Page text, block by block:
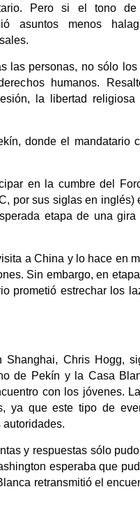
Pero si el tono
asuntos menos
las personas, no sólo
humanos.
la libertad
donde el mandatario
en la cumbre del
por sus siglas en inglés)
etapa de una
a China y lo hace en
Sin embargo, en
prometió estrechar los
Chris Hogg,
de Pekín y la Casa
con los jóvenes.
ya que este tipo de
autoridades.
y respuestas sólo
esperaba que
retransmitió el